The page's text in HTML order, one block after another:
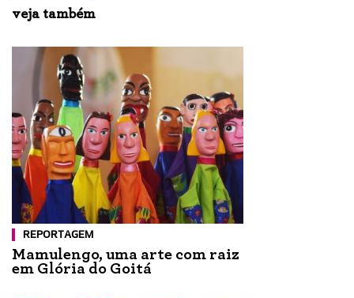
veja também
REPORTAGEM
Mamulengo, uma arte com raiz
em Glória do Goitá